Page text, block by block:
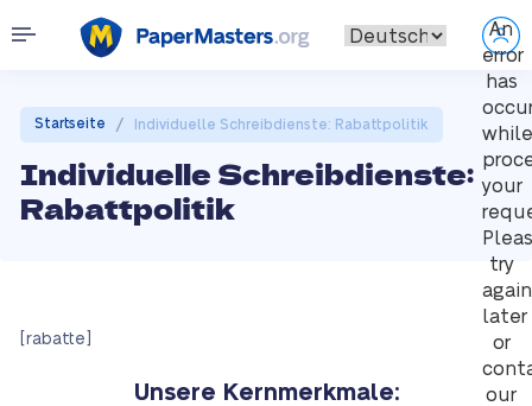
An
error
has
while
your
try
again
later
or
our
Startseite / Individuelle Schreibdienste: Rabattpolitik
Individuelle Schreibdienste:
Rabattpolitik
[rabatte]
Unsere Kernmerkmale: